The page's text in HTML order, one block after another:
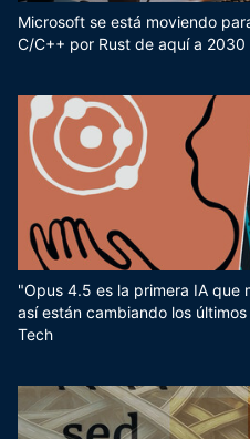
Microsoft se está moviendo
C/C++ por Rust de aquí a 2030
"Opus 4.5 es la primera IA que
así están cambiando los
Tech